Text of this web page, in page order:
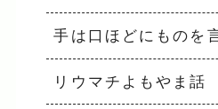
手は口ほどにものを
リウマチよもやま話